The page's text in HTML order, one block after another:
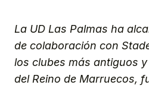
La UD Las Palmas ha
de colaboración con
los clubes más antiguos
del Reino de Marruecos,